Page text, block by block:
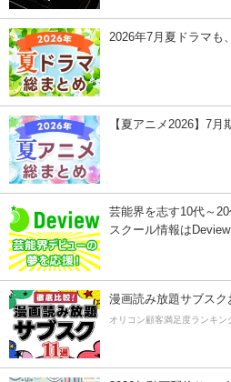
2026年7月夏ドラマも
【夏アニメ2026】7月
芸能界を志す10代～
スクール情報はDeview
漫画読み放題サブスク
オリコン顧客満足度ランキン